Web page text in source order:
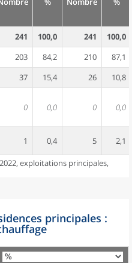
241 100,0 241
100,0
203 84,2 210
87,1
37 15,4 26
10,8
0 0,0 0 0,0
1 0,4 5 2,1
exploitations principales,
principales :